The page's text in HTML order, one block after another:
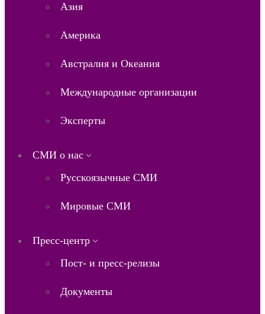
Азия
Америка
Австралия и Океания
Международные организации
Эксперты
СМИ о нас
Русскоязычные СМИ
Мировые СМИ
Пресс-центр
Пост- и пресс-релизы
Документы